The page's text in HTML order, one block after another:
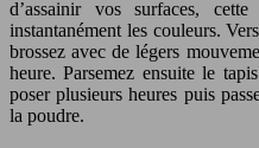
d’assainir vos surfaces,
instantanément les couleurs.
brossez avec de légers
heure. Parsemez ensuite le
poser plusieurs heures puis
la poudre.